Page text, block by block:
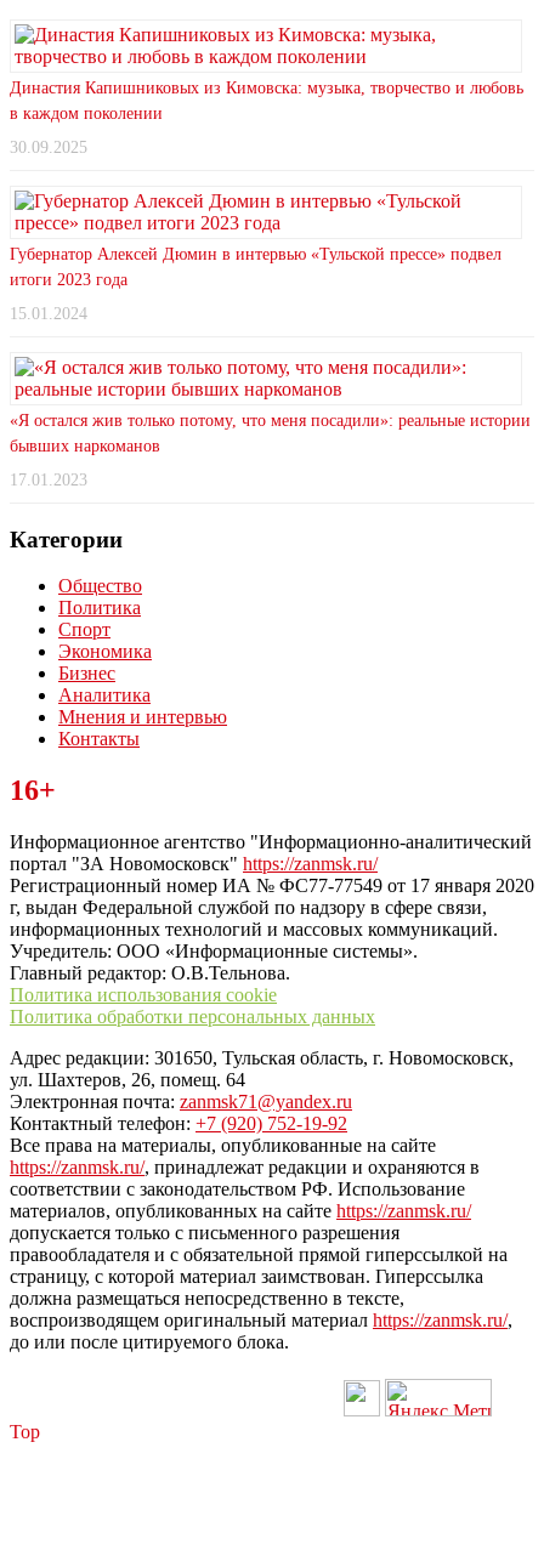
Династия Капишниковых из Кимовска: музыка, творчество и любовь
в каждом поколении
30.09.2025
Губернатор Алексей Дюмин в интервью «Тульской прессе» подвел
итоги 2023 года
15.01.2024
«Я остался жив только потому, что меня посадили»: реальные истории
бывших наркоманов
17.01.2023
Категории
Общество
Политика
Спорт
Экономика
Бизнес
Аналитика
Мнения и интервью
Контакты
Читайте последние новости дня в Тульской области на сайте
“ЗаНовомосковск”
16+
Информационное агентство "Информационно-аналитический
портал "ЗА Новомосковск" https://zanmsk.ru/
Регистрационный номер ИА № ФС77-77549 от 17 января 2020
г, выдан Федеральной службой по надзору в сфере связи,
информационных технологий и массовых коммуникаций.
Учредитель: ООО «Информационные системы».
Главный редактор: О.В.Тельнова.
Политика использования cookie
Политика обработки персональных данных
Адрес редакции: 301650, Тульская область, г. Новомосковск,
ул. Шахтеров, 26, помещ. 64
Электронная почта: zanmsk71@yandex.ru
Контактный телефон: +7 (920) 752-19-92
Все права на материалы, опубликованные на сайте
https://zanmsk.ru/, принадлежат редакции и охраняются в
соответствии с законодательством РФ. Использование
материалов, опубликованных на сайте https://zanmsk.ru/
допускается только с письменного разрешения
правообладателя и с обязательной прямой гиперссылкой на
страницу, с которой материал заимствован. Гиперссылка
должна размещаться непосредственно в тексте,
воспроизводящем оригинальный материал https://zanmsk.ru/,
до или после цитируемого блока.
Top